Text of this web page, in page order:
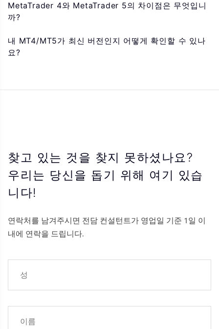
MetaTrader 4와 MetaTrader 5의 차이점은 무엇입니
까?
내 MT4/MT5가 최신 버전인지 어떻게 확인할 수 있나
요?
찾고 있는 것을 찾지 못하셨나요?
우리는 당신을 돕기 위해 여기 있습
니다!
연락처를 남겨주시면 전담 컨설턴트가 영업일 기준 1일 이
내에 연락을 드립니다.